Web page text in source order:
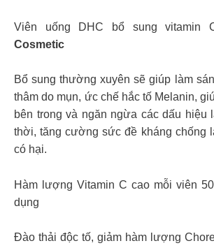
Viên uống DHC bổ sung vitamin
Cosmetic
Bổ sung thường xuyên sẽ giúp làm
thâm do mụn, ức chế hắc tố Melanin,
bên trong và ngăn ngừa các dấu hiệu
thời, tăng cường sức đề kháng chống
có hại.
Hàm lượng Vitamin C cao mỗi viên
dụng
Đào thải độc tố, giảm hàm lượng